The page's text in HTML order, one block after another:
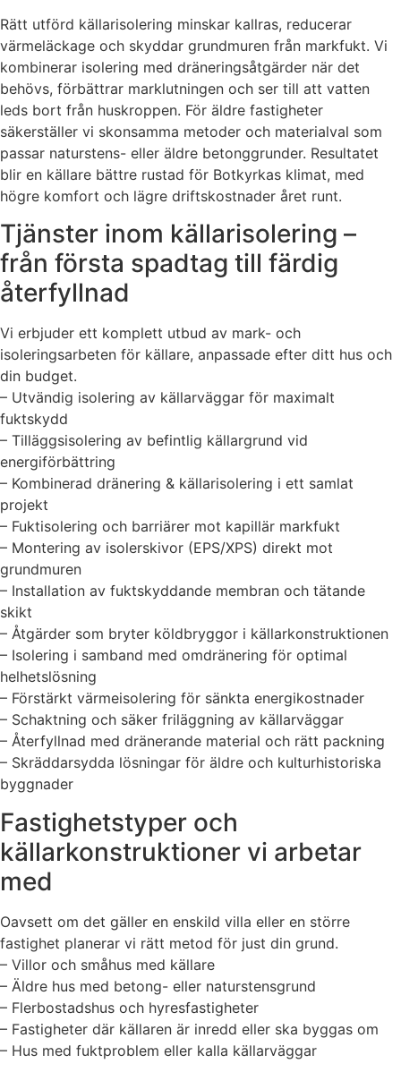
Rätt utförd källarisolering minskar kallras, reducerar
värmeläckage och skyddar grundmuren från markfukt. Vi
kombinerar isolering med dräneringsåtgärder när det
behövs, förbättrar marklutningen och ser till att vatten
leds bort från huskroppen. För äldre fastigheter
säkerställer vi skonsamma metoder och materialval som
passar naturstens- eller äldre betonggrunder. Resultatet
blir en källare bättre rustad för Botkyrkas klimat, med
högre komfort och lägre driftskostnader året runt.
Tjänster inom källarisolering –
från första spadtag till färdig
återfyllnad
Vi erbjuder ett komplett utbud av mark- och
isoleringsarbeten för källare, anpassade efter ditt hus och
din budget.
– Utvändig isolering av källarväggar för maximalt
fuktskydd
– Tilläggsisolering av befintlig källargrund vid
energiförbättring
– Kombinerad dränering & källarisolering i ett samlat
projekt
– Fuktisolering och barriärer mot kapillär markfukt
– Montering av isolerskivor (EPS/XPS) direkt mot
grundmuren
– Installation av fuktskyddande membran och tätande
skikt
– Åtgärder som bryter köldbryggor i källarkonstruktionen
– Isolering i samband med omdränering för optimal
helhetslösning
– Förstärkt värmeisolering för sänkta energikostnader
– Schaktning och säker friläggning av källarväggar
– Återfyllnad med dränerande material och rätt packning
– Skräddarsydda lösningar för äldre och kulturhistoriska
byggnader
Fastighetstyper och
källarkonstruktioner vi arbetar
med
Oavsett om det gäller en enskild villa eller en större
fastighet planerar vi rätt metod för just din grund.
– Villor och småhus med källare
– Äldre hus med betong- eller naturstensgrund
– Flerbostadshus och hyresfastigheter
– Fastigheter där källaren är inredd eller ska byggas om
– Hus med fuktproblem eller kalla källarväggar